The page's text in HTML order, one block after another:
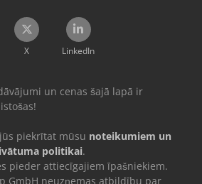
X LinkedIn
un cenas šajā lapā ir
piekrītat mūsu noteikumiem un
politikai.
pieder attiecīgajiem īpašniekiem.
GmbH neuzņemas atbildību par